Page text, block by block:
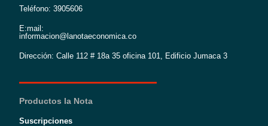
Teléfono: 3905606
E:mail:
informacion@lanotaeconomica.co
Dirección: Calle 112 # 18a 35 oficina 101, Edificio Jumaca 3
Productos la Nota
Suscripciones